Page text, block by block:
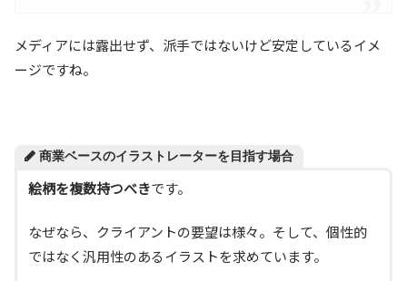
メディアには露出せず、派手ではないけど安定しているイメ
ージですね。
商業ベースのイラストレーターを目指す場合
絵柄を複数持つべきです。
なぜなら、クライアントの要望は様々。そして、個性的
ではなく汎用性のあるイラストを求めています。